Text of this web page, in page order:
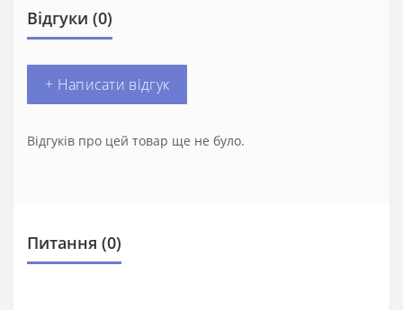
Відгуки (0)
+ Написати відгук
Відгуків про цей товар ще не було.
Питання (0)